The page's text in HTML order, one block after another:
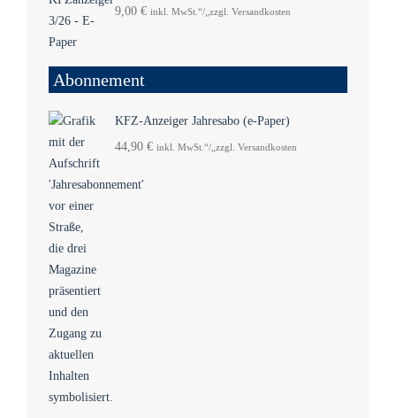
9,00 € inkl. MwSt.“/„zzgl. Versandkosten
Abonnement
KFZ-Anzeiger Jahresabo (e-Paper)
44,90 € inkl. MwSt.“/„zzgl. Versandkosten